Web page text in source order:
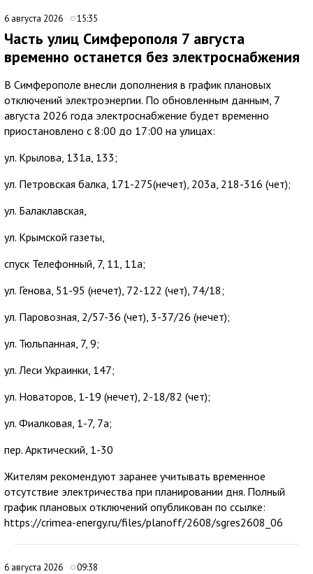
6 августа 2026 15:35
Часть улиц Симферополя 7 августа
временно останется без электроснабжения
В Симферополе внесли дополнения в график плановых
отключений электроэнергии. По обновленным данным, 7
августа 2026 года электроснабжение будет временно
приостановлено с 8:00 до 17:00 на улицах:
ул. Крылова, 131а, 133;
ул. Петровская балка, 171-275(нечет), 203а, 218-316 (чет);
ул. Балаклавская,
ул. Крымской газеты,
спуск Телефонный, 7, 11, 11а;
ул. Генова, 51-95 (нечет), 72-122 (чет), 74/18;
ул. Паровозная, 2/57-36 (чет), 3-37/26 (нечет);
ул. Тюльпанная, 7, 9;
ул. Леси Украинки, 147;
ул. Новаторов, 1-19 (нечет), 2-18/82 (чет);
ул. Фиалковая, 1-7, 7а;
пер. Арктический, 1-30
Жителям рекомендуют заранее учитывать временное
отсутствие электричества при планировании дня. Полный
график плановых отключений опубликован по ссылке:
https://crimea-energy.ru/files/planoff/2608/sgres2608_06
6 августа 2026 09:38